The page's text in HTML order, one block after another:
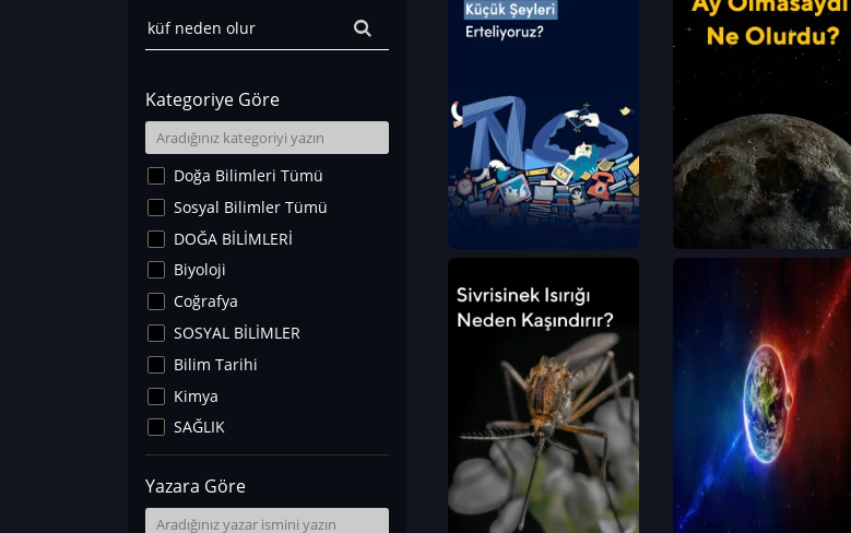
Kategoriye Göre
Doğa Bilimleri Tümü
Sosyal Bilimler Tümü
DOĞA BİLİMLERİ
Biyoloji
Coğrafya
SOSYAL BİLİMLER
Bilim Tarihi
Kimya
SAĞLIK
Sanat Tarihi
Fizik
Yer Bilimleri
Yazara Göre